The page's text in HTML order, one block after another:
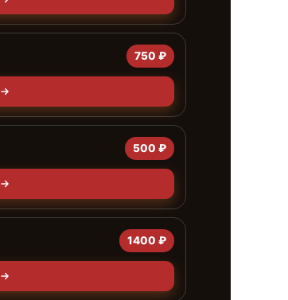
750 ₽
500 ₽
1400 ₽